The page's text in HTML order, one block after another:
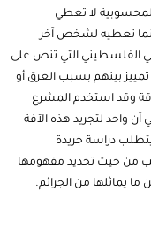
لا تعطي
تعطيه لشخص آخر
الفلسطيني التي تنص على
بينهم بسبب العرق أو
وقد استخدم المشرع
واحد لتجريد هذه الآفة
دراسة جريدة
من حيث تحديد مفهومها
يماثلها من الجرائم.